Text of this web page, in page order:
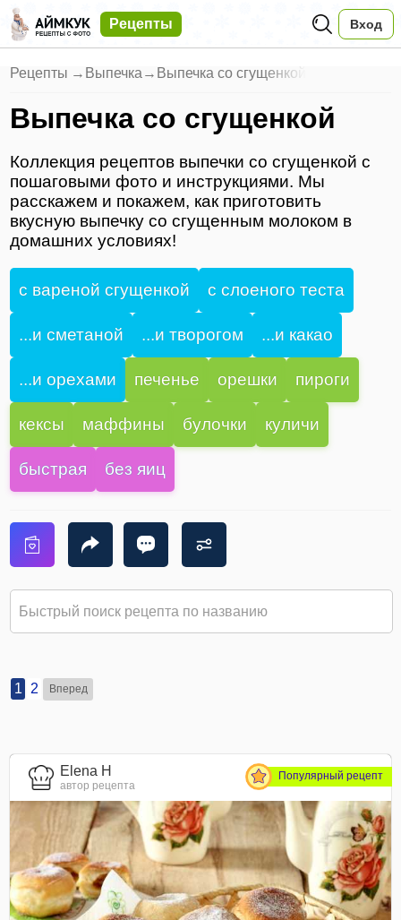
Рецепты Вход
Рецепты → Выпечка → Выпечка со сгущенкой
Выпечка со сгущенкой
Коллекция рецептов выпечки со сгущенкой с
пошаговыми фото и инструкциями. Мы
расскажем и покажем, как приготовить
вкусную выпечку со сгущенным молоком в
домашних условиях!
с вареной сгущенкой с слоеного теста
...и сметаной ...и творогом ...и какао
...и орехами печенье орешки пироги
кексы маффины булочки куличи
быстрая без яиц
1 2 Вперед
Elena H
автор рецепта
Популярный рецепт